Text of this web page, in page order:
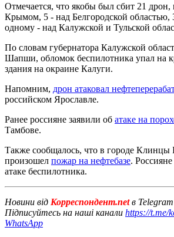
Отмечается, что якобы был сбит 21 дрон,
Крымом, 5 - над Белгородской областью,
одному - над Калужской и Тульской
По словам губернатора Калужской
Шапши, обломок беспилотника упал на
здания на окраине Калуги.
Напомним, дрон атаковал
российском Ярославле.
Ранее россияне заявили об атаке на
Тамбове.
Также сообщалось, что в городе Клинцы
произошел пожар на нефтебазе.
атаке беспилотника.
Новини від Корреспондент.netв
Підписуйтесь на наші канали https://t.me/
WhatsApp